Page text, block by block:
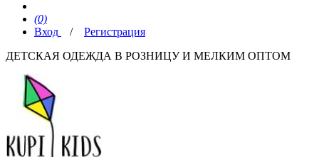
(0)
Вход
/
Регистрация
ДЕТСКАЯ ОДЕЖДА В РОЗНИЦУ И МЕЛКИМ ОПТОМ